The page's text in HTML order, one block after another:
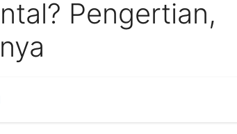
Pengertian,